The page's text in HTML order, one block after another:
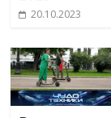
20.10.2023